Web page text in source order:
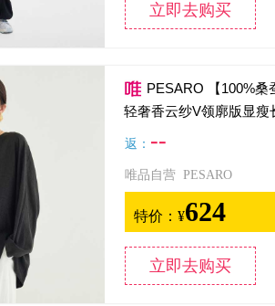
立即去购买
PESARO 【100%桑
轻奢香云纱V领廓版显瘦
返： --
唯品自营 PESARO
特价： ¥624
立即去购买